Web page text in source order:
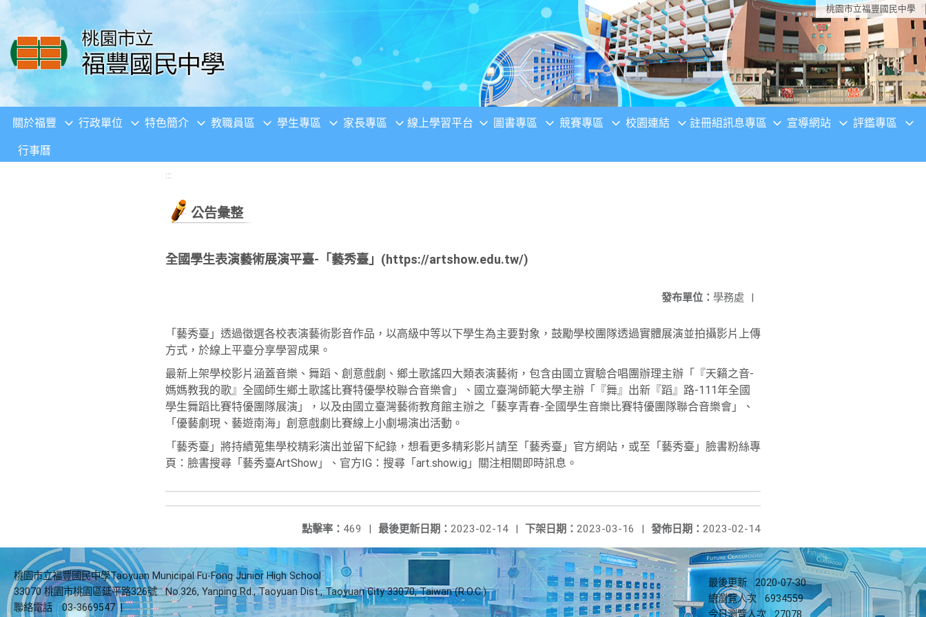
移至網頁之主要內容區位置 桃園市立福豐國民中學
關於福豐 行政單位 特色簡介 教職員區 學生專區 家長專區 線上學習平台 圖書專區 競賽專區 校園連結 註冊組訊息專區 宣導網站 評鑑專區
行事曆
:::
公告彙整
全國學生表演藝術展演平臺-「藝秀臺」(https://artshow.edu.tw/)
發布單位： 學務處 |
「藝秀臺」透過徵選各校表演藝術影音作品，以高級中等以下學生為主要對象，鼓勵學校團隊透過實體展演並拍攝影片上傳
方式，於線上平臺分享學習成果。
最新上架學校影片涵蓋音樂、舞蹈、創意戲劇、鄉土歌謠四大類表演藝術，包含由國立實驗合唱團辦理主辦「『天籟之音-
媽媽教我的歌』全國師生鄉土歌謠比賽特優學校聯合音樂會」、國立臺灣師範大學主辦「『舞』出新『蹈』路-111年全國
學生舞蹈比賽特優團隊展演」，以及由國立臺灣藝術教育館主辦之「藝享青春-全國學生音樂比賽特優團隊聯合音樂會」、
「優藝劇現、藝遊南海」創意戲劇比賽線上小劇場演出活動。
「藝秀臺」將持續蒐集學校精彩演出並留下紀錄，想看更多精彩影片請至「藝秀臺」官方網站，或至「藝秀臺」臉書粉絲專
頁：臉書搜尋「藝秀臺ArtShow」、官方IG：搜尋「art.show.ig」關注相關即時訊息。
發佈日期： 2023-02-14
下架日期： 2023-03-16 |
最後更新日期： 2023-02-14 |
點擊率： 469 |
桃園市立福豐國民中學Taoyuan Municipal Fu-Fong Junior High School
33070 桃園市桃園區延平路326號
No.326, Yanping Rd., Taoyuan Dist., Taoyuan City 33070, Taiwan (R.O.C.)
聯絡電話
03-3669547 |
最後更新
2020-07-30
總瀏覽人次
6934559
今日瀏覽人次
27078